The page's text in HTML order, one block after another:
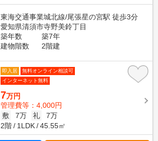
東海交通事業城北線/尾張星の宮駅 徒歩3分
愛知県清須市寺野美鈴丁目
築年数
築7年
建物階数
2階建
即入居
無料オンライン相談可
インターネット無料
7万円
管理費等：4,000円
敷
7万 礼
7万
2階
1LDK 45.55㎡